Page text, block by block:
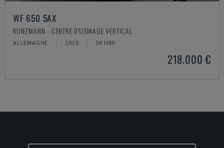
WF 650 5AX
KUNZMANN - CENTRE D'USINAGE VERTICAL
ALLEMAGNE 2025 58 HRS
218.000 €